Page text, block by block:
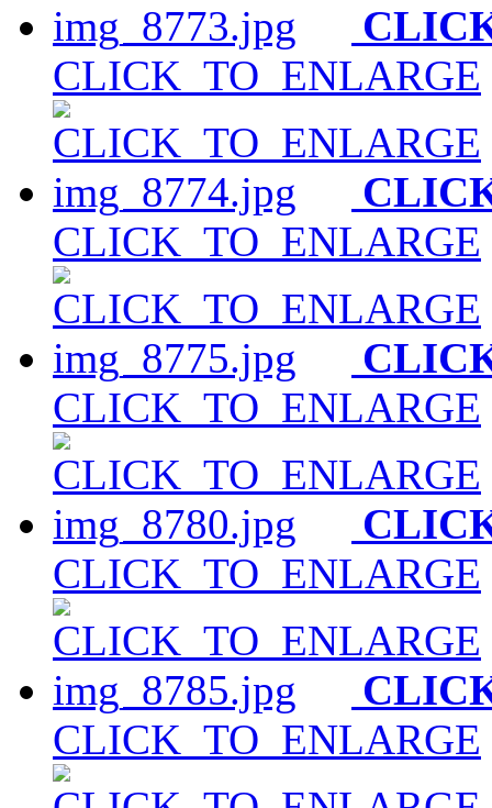
CLICK_TO_ENLARGE
CLICK_TO_ENLARGE
CLICK_TO_ENLARGE
CLICK_TO_ENLARGE
CLICK_TO_ENLARGE